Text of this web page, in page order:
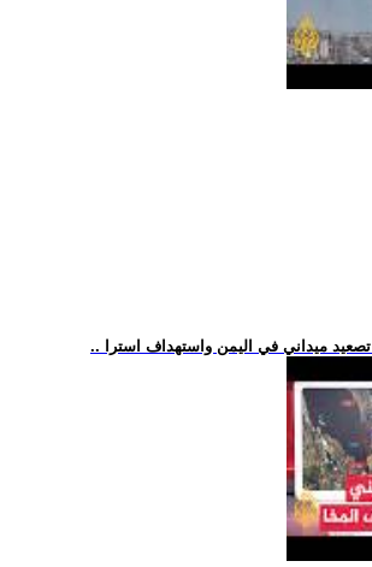
تصعيد ميداني في اليمن واستهداف استرا